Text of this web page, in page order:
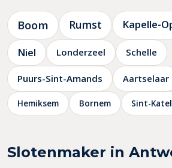
Boom Rumst Kapelle-
Niel Londerzeel Schelle
Puurs-Sint-Amands Aartselaar
Hemiksem Bornem Sint-
Slotenmaker in